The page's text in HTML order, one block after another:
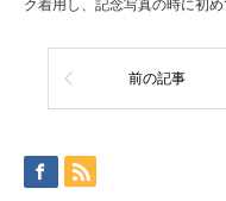
ク着用し、記念写真の時に初め
前の記事